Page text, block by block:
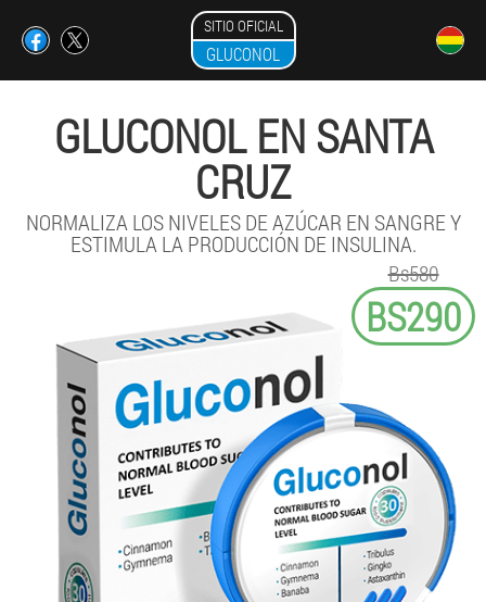
SITIO OFICIAL
GLUCONOL
GLUCONOL EN SANTA
CRUZ
NORMALIZA LOS NIVELES DE AZÚCAR EN SANGRE Y
ESTIMULA LA PRODUCCIÓN DE INSULINA.
Bs580
BS290